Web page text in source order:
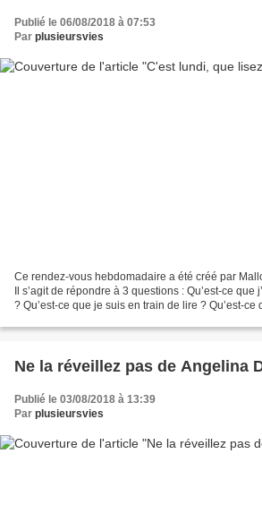
Publié le 06/08/2018 à 07:53
Par plusieursvies
Ce rendez-vous hebdomadaire a été créé par
Il s’agit de répondre à 3 questions : Qu’est-ce que
? Qu’est-ce que je suis en train de lire ? Qu’est-ce
Ne la réveillez pas de Angelina
Publié le 03/08/2018 à 13:39
Par plusieursvies